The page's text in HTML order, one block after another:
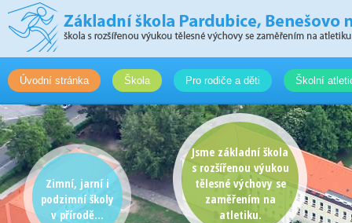
Úvodní stránka Škola Pro rodiče a děti Školní
Zimní, jarní i
podzimní školy
v přírodě...
Jsme základní škola
s rozšířenou výukou
tělesné výchovy se
zaměřením na
atletiku.